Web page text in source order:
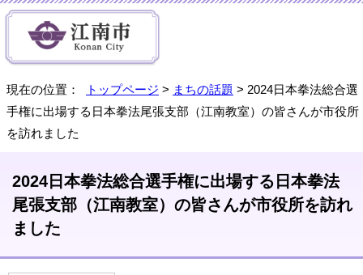
現在の位置： トップページ > まちの話題 > 2024日本拳法総合選
手権に出場する日本拳法尾張支部（江南教室）の皆さんが市役所
を訪れました
2024日本拳法総合選手権に出場する日本拳法
尾張支部（江南教室）の皆さんが市役所を訪れ
ました